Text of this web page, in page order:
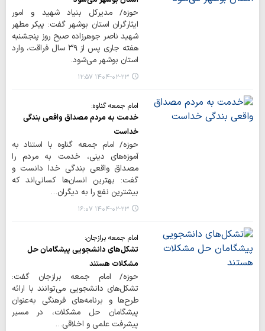
حوزه/ مدیرکل بنیاد شهید و امور
ایثارگران استان بوشهر گفت: پیکر مطهر
شهید ناصر جوهرزاده صبح روز پنجشنبه
هفته جاری پس از ۳۹ سال فراقت، وارد
استان بوشهر می‌شود.
۱۴۰۴-۰۲-۲۳ ۱۲:۵۷
امام جمعه گناوه:
خدمت به مردم مصداق واقعی بندگی
خداست
حوزه/ امام جمعه گناوه با استناد به
آموزه‌های دینی، خدمت به مردم را
مصداق واقعی بندگی خدا دانست و
گفت: بهترین انسان‌ها کسانی‌اند که
بیشترین نفع را به دیگران…
۱۴۰۴-۰۲-۲۳ ۱۶:۰۷
امام جمعه برازجان:
تشکل‌های دانشجویی پیشگامان حل
مشکلات هستند
حوزه/ امام جمعه برازجان گفت:
تشکل‌های دانشجویی می‌توانند با ارائه
طرح‌ها و برنامه‌های فرهنگی به‌عنوان
پیشگامان حل مشکلات، در مسیر
پیشرفت علمی و اخلاقی…